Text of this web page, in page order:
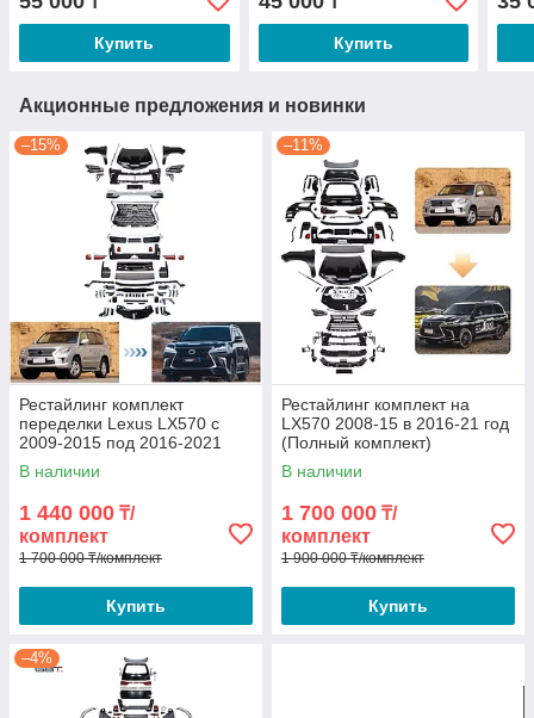
Купить Купить
Акционные предложения и новинки
–15%
Рестайлинг комплект
переделки Lexus LX570 c
2009-2015 под 2016-2021
год(без задних крыльев)
В наличии
1 440 000 ₸/
комплект
1 700 000 ₸/комплект
Купить
–11%
Рестайлинг комплект на
LX570 2008-15 в 2016-21 год
(Полный комплект)
В наличии
1 700 000 ₸/
комплект
1 900 000 ₸/комплект
Купить
–4%